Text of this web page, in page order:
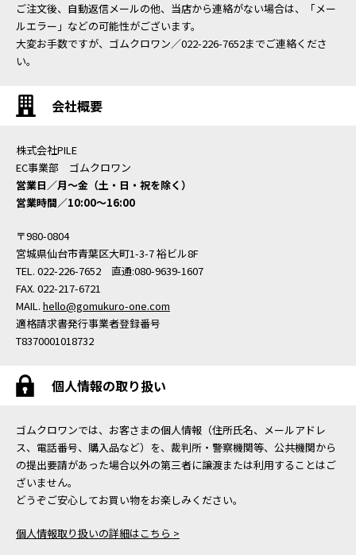
ご注文後、自動返信メールの他、当店から連絡がない場合は、「メー
ルエラー」などの可能性がございます。
大変お手数ですが、ゴムクロワン／022-226-7652までご連絡くださ
い。
会社概要
株式会社PILE
EC事業部 ゴムクロワン
営業日／月〜金（土・日・祝を除く）
営業時間／10:00〜16:00
〒980-0804
宮城県仙台市青葉区大町1-3-7 裕ビル8F
TEL. 022-226-7652 直通:080-9639-1607
FAX. 022-217-6721
MAIL. hello@gomukuro-one.com
適格請求書発行事業者登録番号
T8370001018732
個人情報の取り扱い
ゴムクロワンでは、お客さまの個人情報（住所氏名、メールアドレ
ス、電話番号、購入品など）を、裁判所・警察機関等、公共機関から
の提出要請があった場合以外の第三者に譲渡または利用することはご
ざいません。
どうぞご安心してお買い物をお楽しみください。
個人情報取り扱いの詳細はこちら >